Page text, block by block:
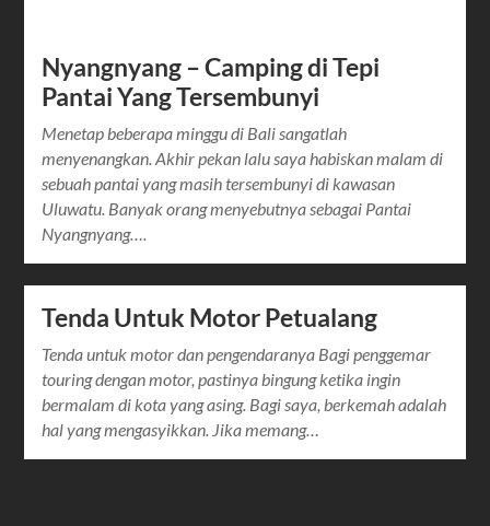
Nyangnyang – Camping di Tepi
Pantai Yang Tersembunyi
Menetap beberapa minggu di Bali sangatlah
menyenangkan. Akhir pekan lalu saya habiskan malam di
sebuah pantai yang masih tersembunyi di kawasan
Uluwatu. Banyak orang menyebutnya sebagai Pantai
Nyangnyang….
Tenda Untuk Motor Petualang
Tenda untuk motor dan pengendaranya Bagi penggemar
touring dengan motor, pastinya bingung ketika ingin
bermalam di kota yang asing. Bagi saya, berkemah adalah
hal yang mengasyikkan. Jika memang…